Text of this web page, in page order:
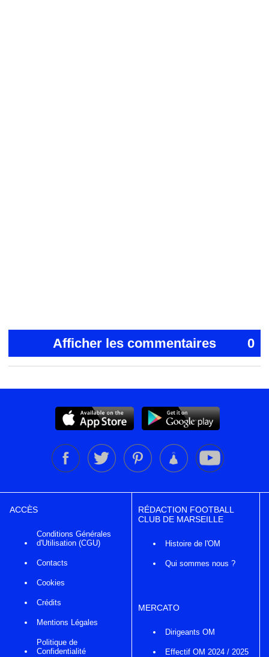
Afficher les commentaires 0
ACCÈS
Conditions Générales
d'Utilisation (CGU)
Contacts
Cookies
Crédits
Mentions Légales
Politique de
Confidentialité
RÉDACTION FOOTBALL
CLUB DE MARSEILLE
Histoire de l'OM
Qui sommes nous ?
MERCATO
Dirigeants OM
Effectif OM 2024 / 2025